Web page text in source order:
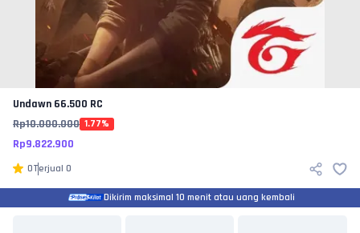
Undawn 66.500 RC
Rp10.000.000 1.77%
Rp9.822.900
0Terjual 0
Dikirim maksimal 10 menit atau uang kembali